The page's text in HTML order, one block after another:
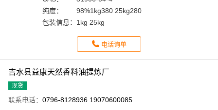
纯度：
98%1kg380 25kg280
包装信息： 1kg 25kg
电话询单
吉水县益康天然香料油提炼厂
现货
联系电话： 0796-8128936 19070600085